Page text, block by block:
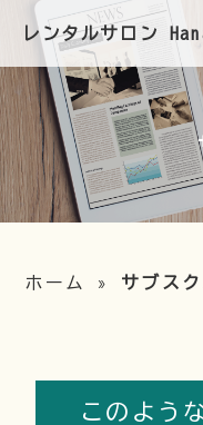
レンタルサロン
ホーム » サブス
このよう